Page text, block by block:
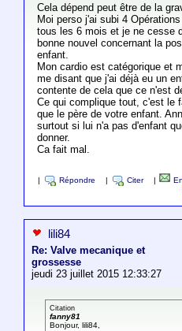
Cela dépend peut être de la
Moi perso j'ai subi 4
tous les 6 mois et je ne cesse
bonne nouvel concernant la
enfant.
Mon cardio est catégorique et
me disant que j'ai déjà eu un
contente de cela que ce n'est
Ce qui complique tout, c'est le
que le père de votre enfant.
surtout si lui n'a pas d'enfant
donner.
Ca fait mal.
Répondre Citer
lili84
Re: Valve mecanique et
grossesse
jeudi 23 juillet 2015 12:33:27
Citation
fanny81
Bonjour, lili84,